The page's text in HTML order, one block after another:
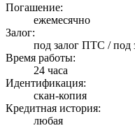
Погашение:
ежемесячно
Залог:
под залог ПТС / под
Время работы:
24 часа
Идентификация:
скан-копия
Кредитная история:
любая